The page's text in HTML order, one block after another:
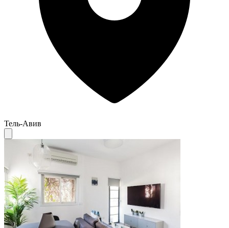
Тель-Авив